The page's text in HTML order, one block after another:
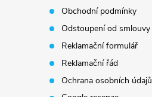
Obchodní podmínky
Odstoupení od smlouvy
Reklamační formulář
Reklamační řád
Ochrana osobních údajů